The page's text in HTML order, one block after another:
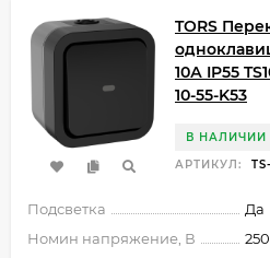
TORS
10А IP55
10-55-K53
В НАЛИЧИИ
АРТИКУЛ:
Подсветка
Да
Номин напряжение, В